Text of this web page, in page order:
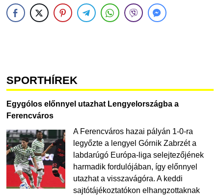
SPORTHÍREK
Egygólos előnnyel utazhat Lengyelországba a
Ferencváros
A Ferencváros hazai pályán 1-0-ra
legyőzte a lengyel Górnik Zabrzét a
labdarúgó Európa-liga selejtezőjének
harmadik fordulójában, így előnnyel
utazhat a visszavágóra. A keddi
sajtótájékoztatókon elhangzottaknak